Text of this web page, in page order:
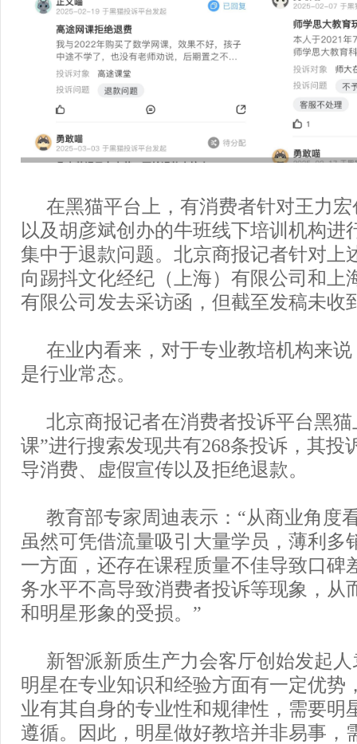
在黑猫平台上，有消费者针对王力
以及胡彦斌创办的牛班线下培训机构进
集中于退款问题。北京商报记者针对上
向踢抖文化经纪（上海）有限公司和上
有限公司发去采访函，但截至发稿未收
在业内看来，对于专业教培机构来
是行业常态。
北京商报记者在消费者投诉平台黑
课”进行搜索发现共有268条投诉，其投
导消费、虚假宣传以及拒绝退款。
教育部专家周迪表示：“从商业角度
虽然可凭借流量吸引大量学员，薄利多
一方面，还存在课程质量不佳导致口碑
务水平不高导致消费者投诉等现象，从
和明星形象的受损。”
新智派新质生产力会客厅创始发起
明星在专业知识和经验方面有一定优势
业有其自身的专业性和规律性，需要明
遵循。因此，明星做好教培并非易事，